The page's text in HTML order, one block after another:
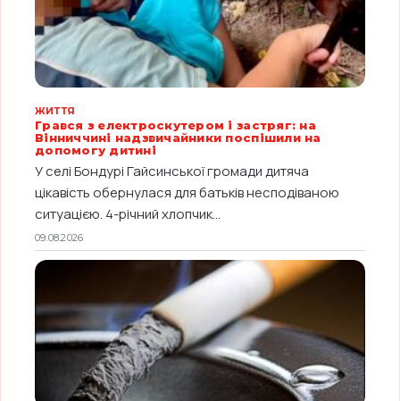
ЖИТТЯ
Грався з електроскутером і застряг: на
Вінниччині надзвичайники поспішили на
допомогу дитині
У селі Бондурі Гайсинської громади дитяча
цікавість обернулася для батьків несподіваною
ситуацією. 4-річний хлопчик...
09.08.2026